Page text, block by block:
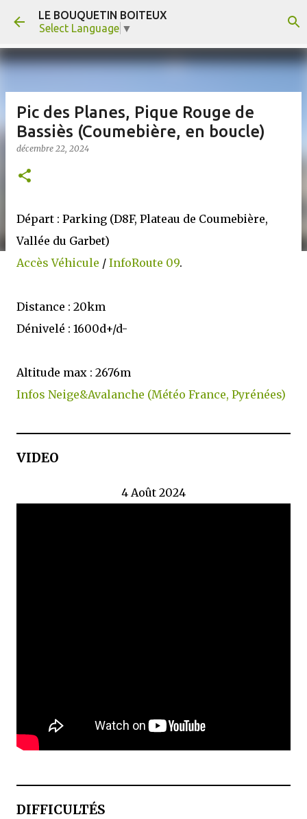
Accéder au contenu principal
LE BOUQUETIN BOITEUX
Select Language ▼
Pic des Planes, Pique Rouge de
Bassiès (Coumebière, en boucle)
décembre 22, 2024
Départ : Parking (D8F, Plateau de Coumebière,
Vallée du Garbet)
Accès Véhicule / InfoRoute 09.
Distance : 20km
Dénivelé : 1600d+/d-
Altitude max : 2676m
Infos Neige&Avalanche (Météo France, Pyrénées)
VIDEO
4 Août 2024
DIFFICULTÉS